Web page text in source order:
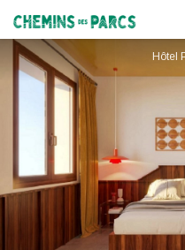
Chemins des Parcs
Hôtel